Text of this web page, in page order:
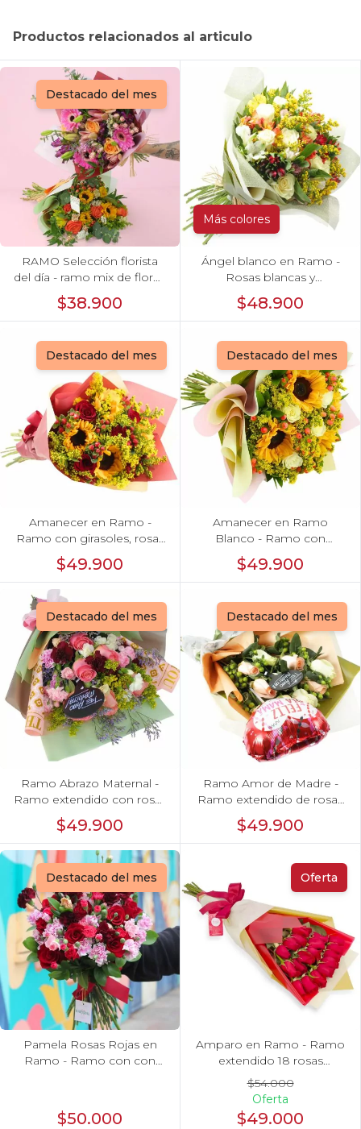
Productos relacionados al articulo
Destacado del mes
RAMO Selección florista
del día - ramo mix de flores
de temporada
$38.900
Más colores
Ángel blanco en Ramo -
Rosas blancas y
Astromelias
$48.900
Destacado del mes
Amanecer en Ramo -
Ramo con girasoles, rosas
rojo e hypericum
$49.900
Destacado del mes
Amanecer en Ramo
Blanco - Ramo con
girasoles, rosas Blanco e
hypericum
$49.900
Destacado del mes
Ramo Abrazo Maternal -
Ramo extendido con rosas
rosado, miniclaveles, vara
de oro y pizarra: Te amo
mamita¡
$49.900
Destacado del mes
Ramo Amor de Madre -
Ramo extendido de rosas
blanco y damasco,
hypericum verde, pizarra y
globo
$49.900
Destacado del mes
Pamela Rosas Rojas en
Ramo - Ramo con con
$50.000
Oferta
Amparo en Ramo - Ramo
extendido 18 rosas
ecuatoriana rojo
$54.000
Oferta
$49.000